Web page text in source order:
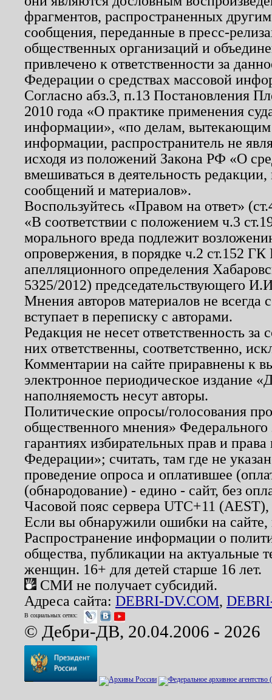
фрагментов, распространенных
сообщения, переданные в пресс-
общественных организаций и
привлечено к ответственности за
Федерации о средствах массовой
Согласно абз.3, п.13 Постановления
2010 года «О практике применения
информации», «по делам, вытекающим
информации, распространитель не
исходя из положений Закона РФ «О
вмешиваться в деятельность
сообщений и материалов».
Воспользуйтесь «Правом на ответ»
«В соответствии с положением ч.3
морального вреда подлежит
опровержения, в порядке ч.2 ст.152
апелляционного определения
5325/2012) председательствующего
Мнения авторов материалов не
вступает в переписку с авторами.
Редакция не несет ответственность
них ответственны, соответственно,
Комментарии на сайте приравнены к
электронное периодическое издание
наполняемость несут авторы.
Политические опросы/голосования
общественного мнения»
гарантиях избирательных прав и
Федерации»; считать, там где не
проведение опроса и оплатившее
(обнародование) - едино - сайт, без
Часовой пояс сервера UTC+11
Если вы обнаружили ошибки на
Распространение информации о
общества, публикации на актуальные
женщин. 16+ для детей старше 16 лет.
СМИ не получает субсидий.
Адреса сайта: DEBRI-DV.COM,
В социальных сетях:
© Дебри-ДВ, 20.04.2006 - 2026